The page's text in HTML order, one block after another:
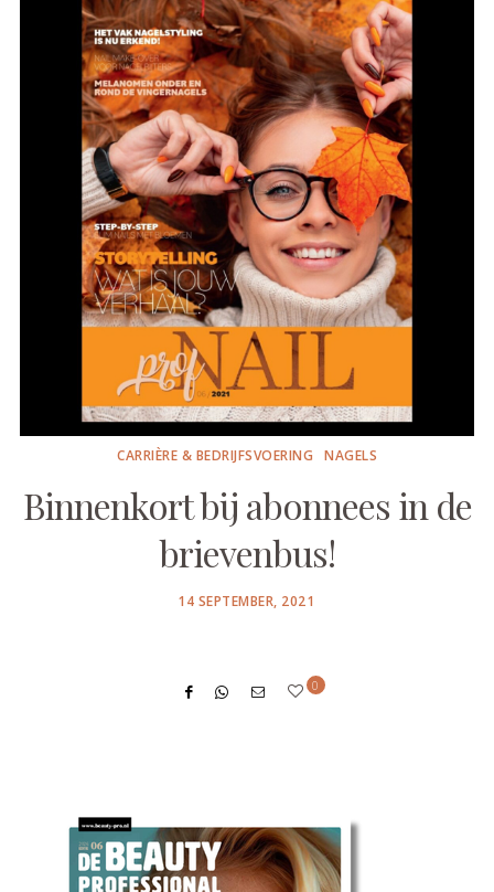
CARRIÈRE & BEDRIJFSVOERING NAGELS
Binnenkort bij abonnees in de
brievenbus!
POSTED
14 SEPTEMBER, 2021
0